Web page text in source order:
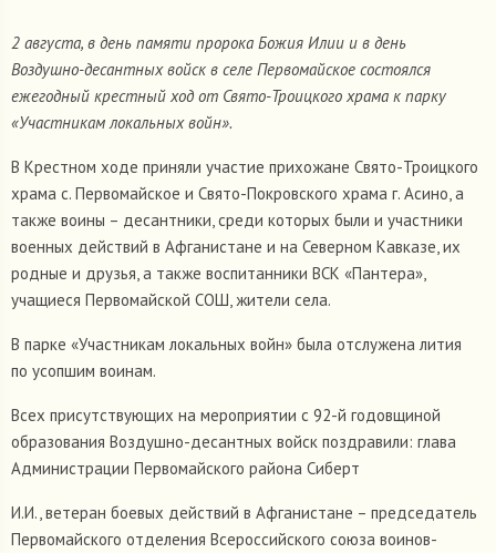
2 августа, в день памяти пророка Божия Илии и в день
Воздушно-десантных войск в селе Первомайское состоялся
ежегодный крестный ход от Свято-Троицкого храма к парку
«Участникам локальных войн».
В Крестном ходе приняли участие прихожане Свято-Троицкого
храма с. Первомайское и Свято-Покровского храма г. Асино, а
также воины – десантники, среди которых были и участники
военных действий в Афганистане и на Северном Кавказе, их
родные и друзья, а также воспитанники ВСК «Пантера»,
учащиеся Первомайской СОШ, жители села.
В парке «Участникам локальных войн» была отслужена лития
по усопшим воинам.
Всех присутствующих на мероприятии с 92-й годовщиной
образования Воздушно-десантных войск поздравили: глава
Администрации Первомайского района Сиберт
И.И., ветеран боевых действий в Афганистане – председатель
Первомайского отделения Всероссийского союза воинов-